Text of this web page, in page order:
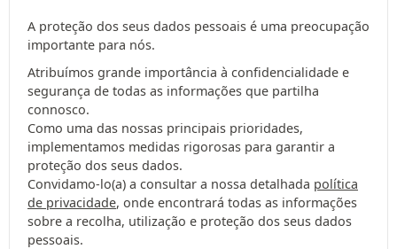
A proteção dos seus dados pessoais é uma preocupação
importante para nós.
Atribuímos grande importância à confidencialidade e
segurança de todas as informações que partilha
connosco.
Como uma das nossas principais prioridades,
implementamos medidas rigorosas para garantir a
proteção dos seus dados.
Convidamo-lo(a) a consultar a nossa detalhada política
de privacidade, onde encontrará todas as informações
sobre a recolha, utilização e proteção dos seus dados
pessoais.